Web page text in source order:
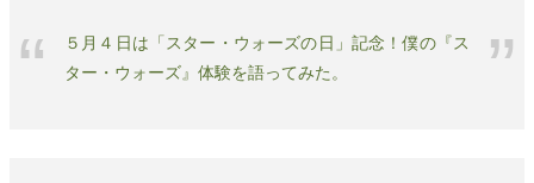
５月４日は「スター・ウォーズの日」記念！僕の『ス
ター・ウォーズ』体験を語ってみた。